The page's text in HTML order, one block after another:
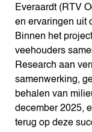
Everaardt (RTV
en ervaringen uit
Binnen het
veehouders
Research aan
samenwerking,
behalen van
december 2025,
terug op deze